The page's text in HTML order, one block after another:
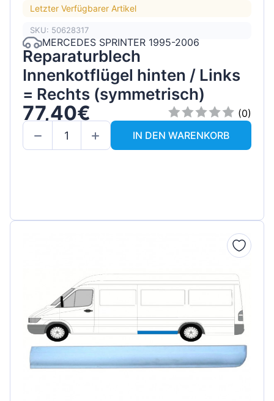
Letzter Verfügbarer Artikel
SKU: 50628317
MERCEDES SPRINTER 1995-2006
Reparaturblech
Innenkotflügel hinten / Links
= Rechts (symmetrisch)
77,40€
(0)
IN DEN WARENKORB